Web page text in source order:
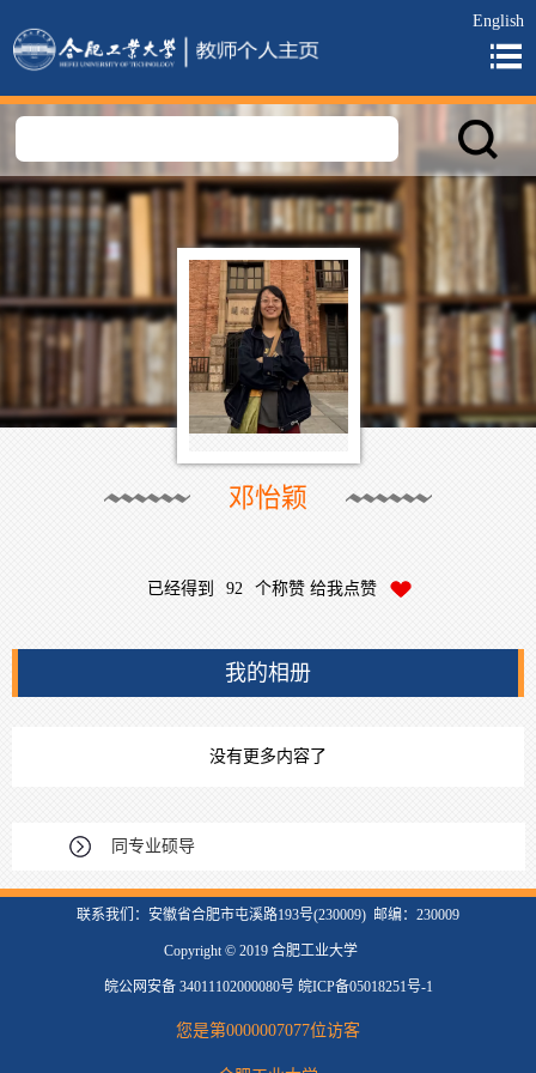
English
邓怡颖
已经得到 92 个称赞 给我点赞
我的相册
没有更多内容了
同专业硕导
联系我们：安徽省合肥市屯溪路193号(230009) 邮编：230009
Copyright © 2019 合肥工业大学
皖公网安备 34011102000080号 皖ICP备05018251号-1
您是第0000007077位访客